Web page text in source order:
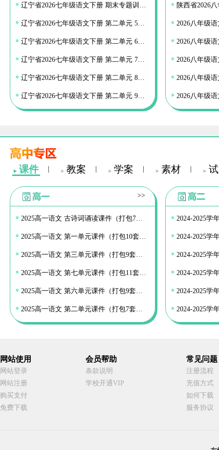
● 辽宁省2026七年级语文下册 期末专题训练课件（打包5套） 新人教版
● 辽宁省2026七年级语文下册 第二单元 5黄河颂课件 新人教版
● 辽宁省2026七年级语文下册 第二单元 6老山界课件 新人教版
● 辽宁省2026七年级语文下册 第二单元 7谁是最可爱的人课件 新人教版
● 辽宁省2026七年级语文下册 第二单元 8土地的誓言课件 新人教版
● 辽宁省2026七年级语文下册 第二单元 9木兰诗课件 新人教版
●
●
●
●
●
●
课件 教案 学案 素材
>>
● 2025高一语文 古诗词诵读课件（打包7套） 统编版必修上册
● 2025高一语文 第一单元课件（打包10套） 统编版必修上册
● 2025高一语文 第三单元课件（打包9套） 统编版必修上册
● 2025高一语文 第七单元课件（打包11套） 统编版必修上册
● 2025高一语文 第六单元课件（打包9套） 统编版必修上册
● 2025高一语文 第二单元课件（打包7套） 统编版必修上册
●
●
●
●
●
●
网站使用
网站登录
网站注册
购买支付
免费下载
会员帮助
条款说明
学校开通VIP
常见问题
注册流程
充值方式
如何下载
服务协议